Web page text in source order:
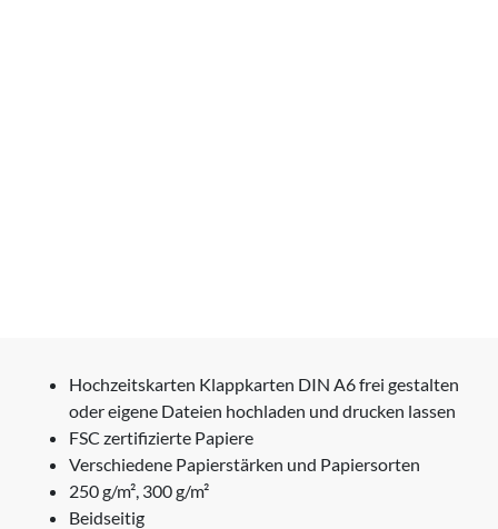
Hochzeitskarten Klappkarten DIN A6 frei gestalten
oder eigene Dateien hochladen und drucken lassen
FSC zertifizierte Papiere
Verschiedene Papierstärken und Papiersorten
250 g/m², 300 g/m²
Beidseitig